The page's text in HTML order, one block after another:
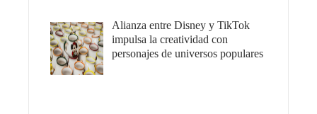
Alianza entre Disney y TikTok
impulsa la creatividad con
personajes de universos populares